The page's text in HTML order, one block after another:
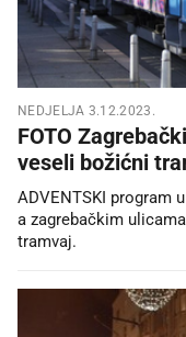
NEDJELJA 3.12.2023.
FOTO
veseli božićni
ADVENTSKI program
a zagrebačkim
tramvaj.